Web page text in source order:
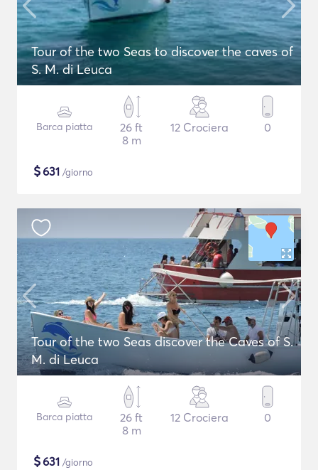
Tour of the two Seas to discover the caves of
S. M. di Leuca
Barca piatta
26 ft
8 m
12 Crociera 0
$631 /giorno
Tour of the two Seas discover the Caves of S.
M. di Leuca
Barca piatta
26 ft
8 m
12 Crociera 0
$631 /giorno